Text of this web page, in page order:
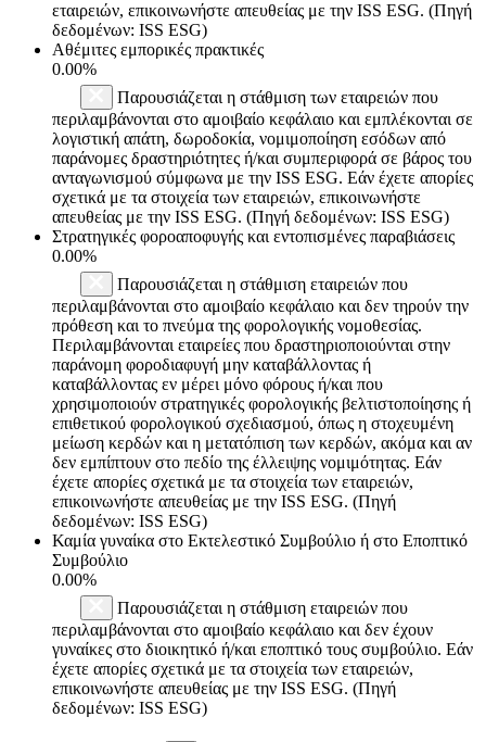
εταιρειών, επικοινωνήστε απευθείας με την ISS ESG. (Πηγή
δεδομένων: ISS ESG)
Αθέμιτες εμπορικές πρακτικές
0.00%
Παρουσιάζεται η στάθμιση των εταιρειών που
περιλαμβάνονται στο αμοιβαίο κεφάλαιο και εμπλέκονται σε
λογιστική απάτη, δωροδοκία, νομιμοποίηση εσόδων από
παράνομες δραστηριότητες ή/και συμπεριφορά σε βάρος του
ανταγωνισμού σύμφωνα με την ISS ESG. Εάν έχετε απορίες
σχετικά με τα στοιχεία των εταιρειών, επικοινωνήστε
απευθείας με την ISS ESG. (Πηγή δεδομένων: ISS ESG)
Στρατηγικές φοροαποφυγής και εντοπισμένες παραβιάσεις
0.00%
Παρουσιάζεται η στάθμιση εταιρειών που
περιλαμβάνονται στο αμοιβαίο κεφάλαιο και δεν τηρούν την
πρόθεση και το πνεύμα της φορολογικής νομοθεσίας.
Περιλαμβάνονται εταιρείες που δραστηριοποιούνται στην
παράνομη φοροδιαφυγή μην καταβάλλοντας ή
καταβάλλοντας εν μέρει μόνο φόρους ή/και που
χρησιμοποιούν στρατηγικές φορολογικής βελτιστοποίησης ή
επιθετικού φορολογικού σχεδιασμού, όπως η στοχευμένη
μείωση κερδών και η μετατόπιση των κερδών, ακόμα και αν
δεν εμπίπτουν στο πεδίο της έλλειψης νομιμότητας. Εάν
έχετε απορίες σχετικά με τα στοιχεία των εταιρειών,
επικοινωνήστε απευθείας με την ISS ESG. (Πηγή
δεδομένων: ISS ESG)
Καμία γυναίκα στο Εκτελεστικό Συμβούλιο ή στο Εποπτικό
Συμβούλιο
0.00%
Παρουσιάζεται η στάθμιση εταιρειών που
περιλαμβάνονται στο αμοιβαίο κεφάλαιο και δεν έχουν
γυναίκες στο διοικητικό ή/και εποπτικό τους συμβούλιο. Εάν
έχετε απορίες σχετικά με τα στοιχεία των εταιρειών,
επικοινωνήστε απευθείας με την ISS ESG. (Πηγή
δεδομένων: ISS ESG)